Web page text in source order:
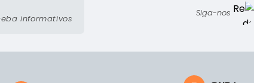
Siga-nos
informativos